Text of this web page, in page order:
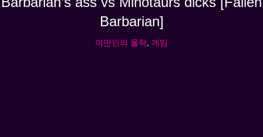
Barbarian]
야만인의 몰락 게임